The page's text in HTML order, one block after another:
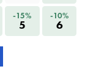
-15%
5
-10%
6